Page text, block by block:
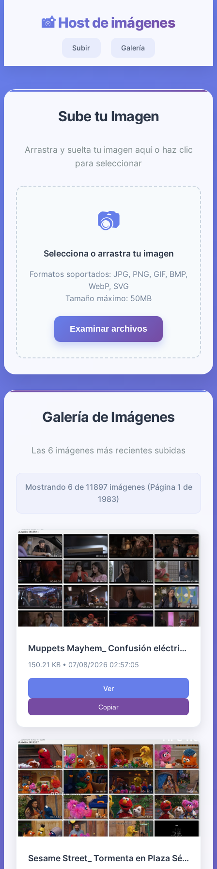
📸 Host de imágenes
Subir Galería
Sube tu Imagen
Arrastra y suelta tu imagen aquí o haz clic
para seleccionar
📷
Selecciona o arrastra tu imagen
Formatos soportados: JPG, PNG, GIF, BMP,
WebP, SVG
Tamaño máximo: 50MB
Examinar archivos
Galería de Imágenes
Las 6 imágenes más recientes subidas
Mostrando 6 de 11897 imágenes (Página 1 de
1983)
Muppets Mayhem_ Confusión eléctrica_S01E01_¿Te imaginas eso_.mkv_thumbs.jpg
150.21 KB • 07/08/2026 02:57:05
Ver
Copiar
Sesame Street_ Tormenta en Plaza Sésamo.mkv_thumbs.jpg